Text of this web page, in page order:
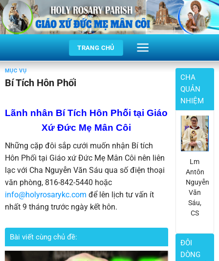
Skip
to
content
TRANG CHỦ
MỤC VỤ
Bí Tích Hôn Phối
Lãnh nhân Bí Tích Hôn Phối tại Giáo
Xứ Đức Mẹ Mân Côi
Những cặp đôi sắp cưới muốn nhận Bí tích
Hôn Phối tại Giáo xứ Đức Mẹ Mân Côi nên liên
lạc với Cha Nguyễn Văn Sáu qua số điện thoại
văn phòng, 816-842-5440 hoặc
info@holyrosarykc.com để lên lịch tư vấn ít
nhất 9 tháng trước ngày kết hôn.
Bài viết cùng chủ đề:
CHA
QUẢN
NHIỆM
Lm
Antôn
Nguyễn
Văn
Sáu,
CS
ĐÔI
DÒNG